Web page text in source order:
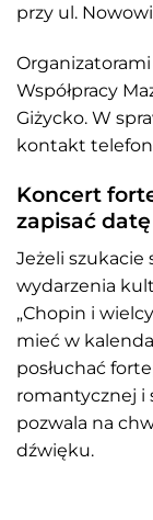
przy ul.
Współpracy
Giżycko. W
kontakt
Koncert
zapisać datę
Jeżeli
wydarzenia
„Chopin i
mieć w
posłuchać
romantycznej i
pozwala na
dźwięku.